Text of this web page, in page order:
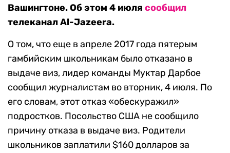
Вашингтоне. Об этом 4 июля сообщил
телеканал Al-Jazeera.
О том, что еще в апреле 2017 года пятерым
гамбийским школьникам было отказано в
выдаче виз, лидер команды Муктар Дарбое
сообщил журналистам во вторник, 4 июля. По
его словам, этот отказ «обескуражил»
подростков. Посольство США не сообщило
причину отказа в выдаче виз. Родители
школьников заплатили $160 долларов за